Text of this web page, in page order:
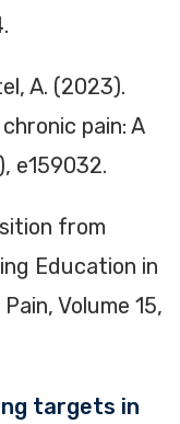
A. (2023).
pain: A
e159032.
from
Education in
Volume 15,
targets in